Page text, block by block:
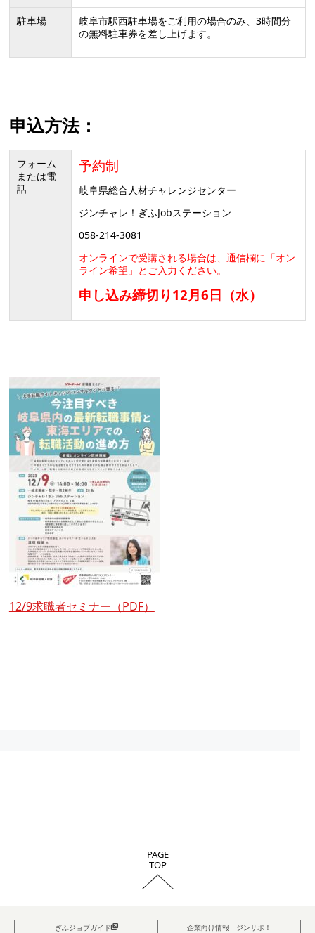
駐車場
岐阜市駅西駐車場をご利用の場合のみ、3時間分
の無料駐車券を差し上げます。
申込方法：
フォーム
または電
話
予約制
岐阜県総合人材チャレンジセンター
ジンチャレ！ぎふJobステーション
058-214-3081
オンラインで受講される場合は、通信欄に「オン
ライン希望」とご入力ください。
申し込み締切り12月6日（水）
12/9求職者セミナー（PDF）
PAGE
TOP
ぎふジョブガイド 企業向け情報 ジンサポ！